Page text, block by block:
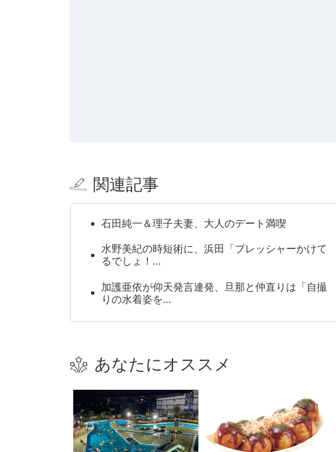
関連記事
石田純一＆理子夫妻、大人のデート満喫
水野美紀の時短術に、浜田「プレッシャーかけて
るでしょ！…
加護亜依が仰天発言連発、旦那と仲直りは「自撮
りの水着姿を…
あなたにオススメ